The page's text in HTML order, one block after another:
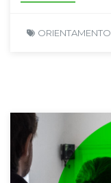
ORIENTAMENTO